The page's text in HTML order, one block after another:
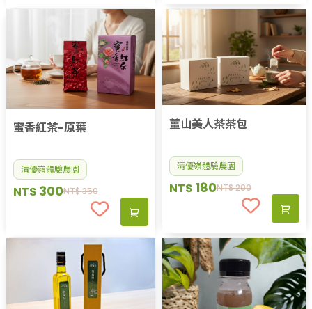
蜜香紅茶-原葉
清優嶺體驗農園
NT$350
NT$ 300
薑山美人茶茶包
清優嶺體驗農園
NT$200
NT$ 180